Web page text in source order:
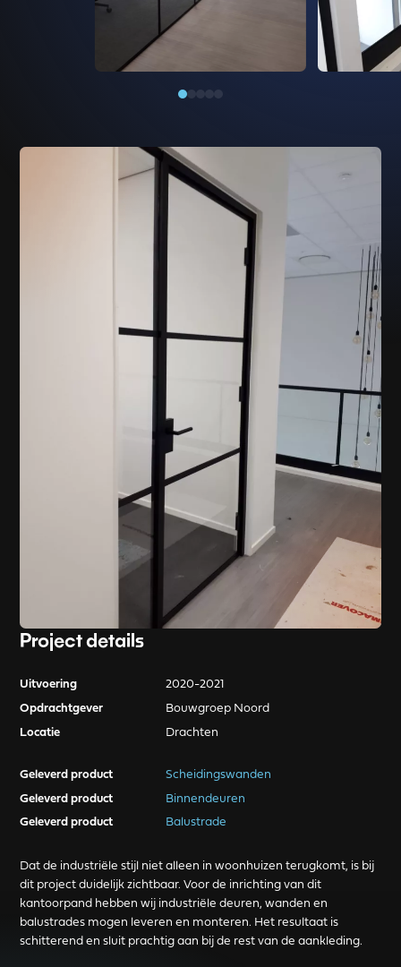
Project details
Uitvoering 2020-2021
Opdrachtgever Bouwgroep Noord
Locatie Drachten
Geleverd product Scheidingswanden
Geleverd product Binnendeuren
Geleverd product Balustrade
Dat de industriële stijl niet alleen in woonhuizen terugkomt, is bij
dit project duidelijk zichtbaar. Voor de inrichting van dit
kantoorpand hebben wij industriële deuren, wanden en
balustrades mogen leveren en monteren. Het resultaat is
schitterend en sluit prachtig aan bij de rest van de aankleding.